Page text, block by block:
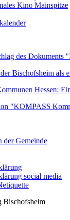
Kino Mainspitze
der Gemeinde
social media
Bischofsheim